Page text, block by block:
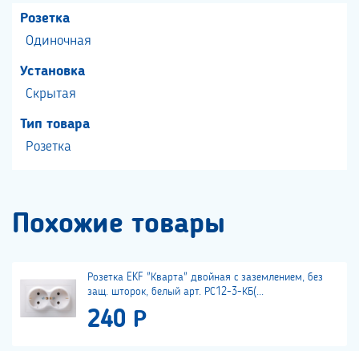
Розетка
Одиночная
Установка
Скрытая
Тип товара
Розетка
Похожие товары
Розетка EKF "Кварта" двойная с заземлением, без
защ. шторок, белый арт. РС12-3-КБ(...
240 Р